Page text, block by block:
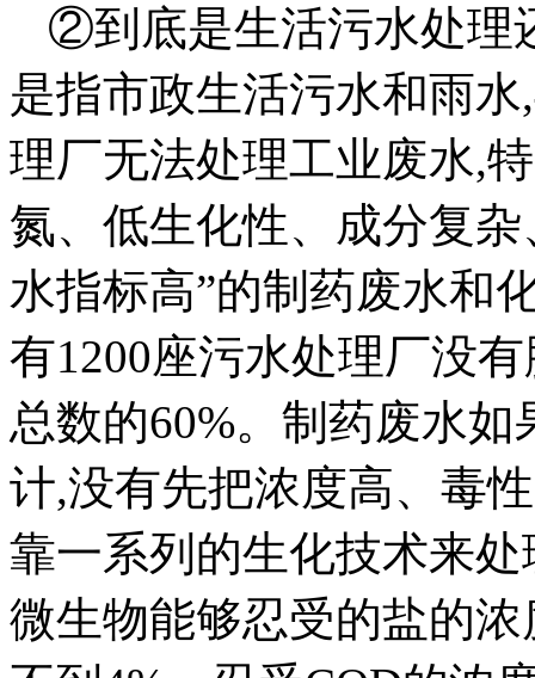
②到底是生活污水处理
是指市政生活污水和雨
理厂无法处理工业废水,
氮、低生化性、成分复
水指标高”的制药废水和
有1200座污水处理厂没
总数的60%。制药废水
计,没有先把浓度高、毒
靠一系列的生化技术来
微生物能够忍受的盐的